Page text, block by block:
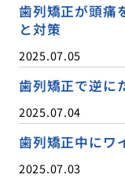
歯列矯正が頭痛
と対策
2025.07.05
歯列矯正で逆に
2025.07.04
歯列矯正中にワ
2025.07.03